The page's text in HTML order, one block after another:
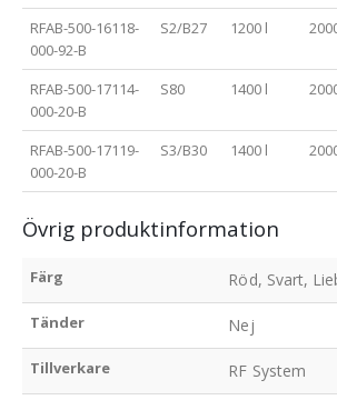
RFAB-500-16118-
000-92-B
S2/B27 1200 l
RFAB-500-17114-
000-20-B
S80 1400 l
RFAB-500-17119-
000-20-B
S3/B30 1400 l
Övrig produktinformation
Färg Röd, Svart,
Tänder Nej
Tillverkare RF System